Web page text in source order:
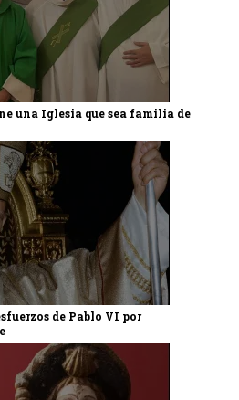
una Iglesia que sea familia de
de Pablo VI por